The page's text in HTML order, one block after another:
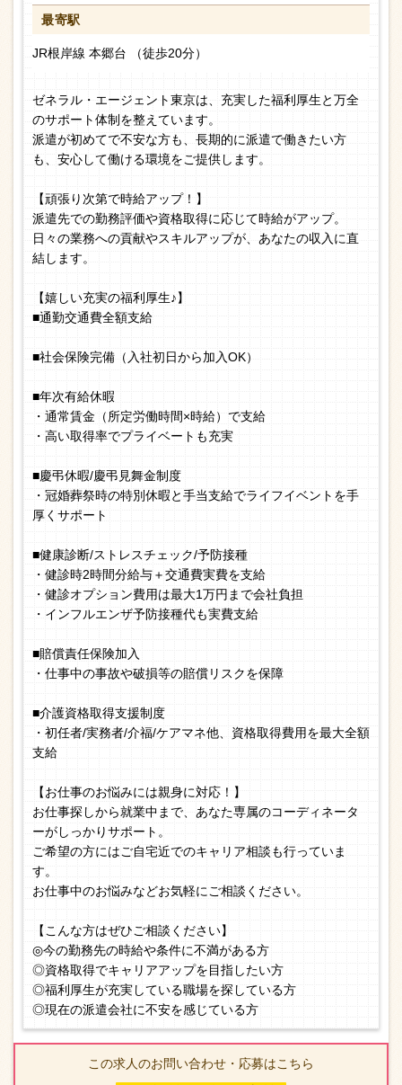
最寄駅
JR根岸線 本郷台 （徒歩20分）
ゼネラル・エージェント東京は、充実した福利厚生と万全
のサポート体制を整えています。
派遣が初めてで不安な方も、長期的に派遣で働きたい方
も、安心して働ける環境をご提供します。
【頑張り次第で時給アップ！】
派遣先での勤務評価や資格取得に応じて時給がアップ。
日々の業務への貢献やスキルアップが、あなたの収入に直
結します。
【嬉しい充実の福利厚生♪】
■通勤交通費全額支給
■社会保険完備（入社初日から加入OK）
■年次有給休暇
・通常賃金（所定労働時間×時給）で支給
・高い取得率でプライベートも充実
■慶弔休暇/慶弔見舞金制度
・冠婚葬祭時の特別休暇と手当支給でライフイベントを手
厚くサポート
■健康診断/ストレスチェック/予防接種
・健診時2時間分給与＋交通費実費を支給
・健診オプション費用は最大1万円まで会社負担
・インフルエンザ予防接種代も実費支給
■賠償責任保険加入
・仕事中の事故や破損等の賠償リスクを保障
■介護資格取得支援制度
・初任者/実務者/介福/ケアマネ他、資格取得費用を最大全額
支給
【お仕事のお悩みには親身に対応！】
お仕事探しから就業中まで、あなた専属のコーディネータ
ーがしっかりサポート。
ご希望の方にはご自宅近でのキャリア相談も行っていま
す。
お仕事中のお悩みなどお気軽にご相談ください。
【こんな方はぜひご相談ください】
◎今の勤務先の時給や条件に不満がある方
◎資格取得でキャリアアップを目指したい方
◎福利厚生が充実している職場を探している方
◎現在の派遣会社に不安を感じている方
この求人のお問い合わせ・応募はこちら